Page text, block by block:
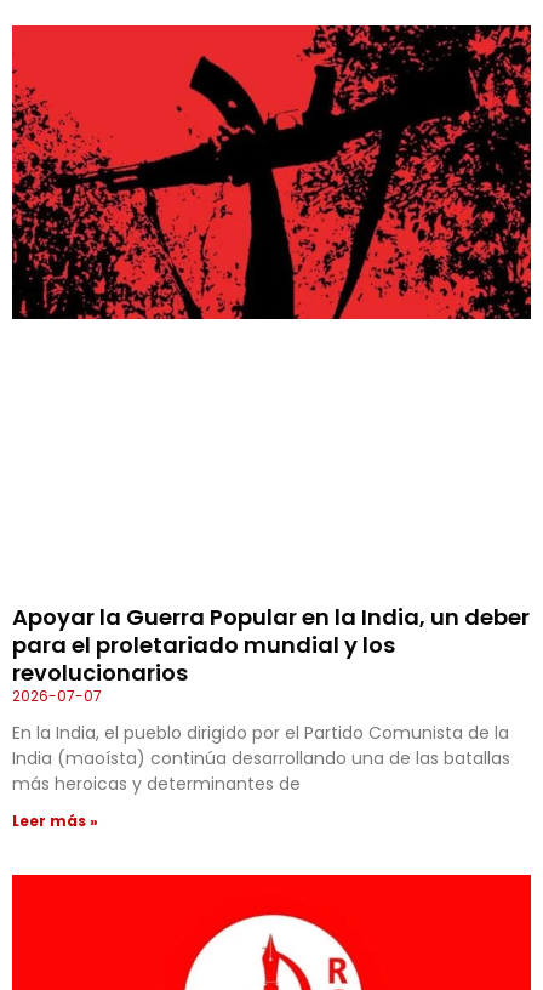
Apoyar la Guerra Popular en la India, un deber
para el proletariado mundial y los
revolucionarios
2026-07-07
En la India, el pueblo dirigido por el Partido Comunista de la
India (maoísta) continúa desarrollando una de las batallas
más heroicas y determinantes de
Leer más »